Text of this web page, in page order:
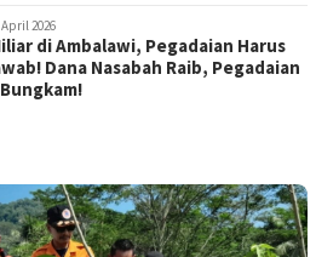
April 2026
di Ambalawi, Pegadaian Harus
Dana Nasabah Raib, Pegadaian